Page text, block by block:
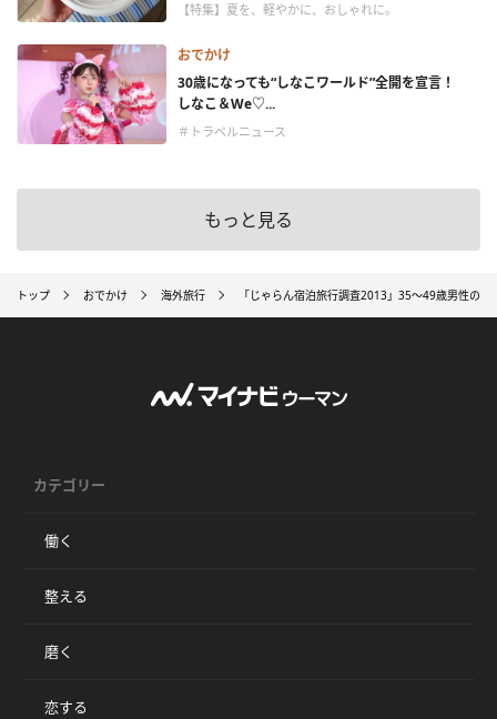
【特集】夏を、軽やかに、おしゃれに。
おでかけ
30歳になっても“しなこワールド”全開を宣言！
しなこ＆We♡...
＃トラベルニュース
もっと見る
トップ おでかけ 海外旅行 「じゃらん宿泊旅行調査2013」35～49歳男性の一
カテゴリー
働く
整える
磨く
恋する